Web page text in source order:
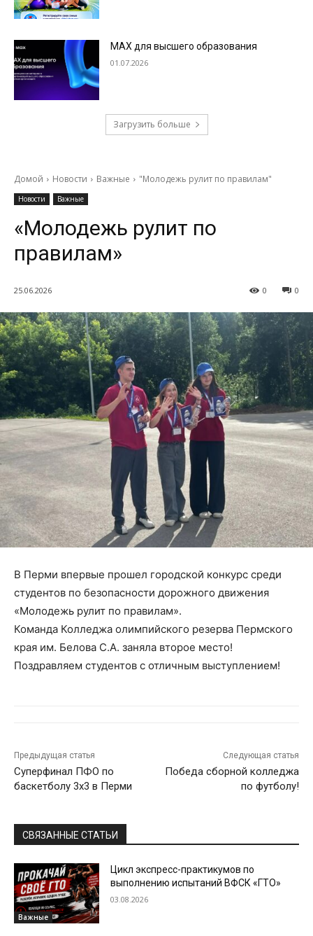
МАХ для высшего образования
01.07.2026
Загрузить больше